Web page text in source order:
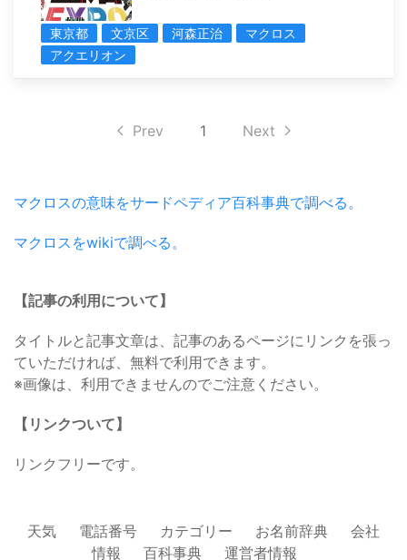
東京都 文京区 河森正治
マクロス
アクエリオン
Prev 1 Next
マクロスの意味をサードペディア百科事典で調べる。
マクロスをwikiで調べる。
【記事の利用について】
タイトルと記事文章は、記事のあるページにリンクを張っ
ていただければ、無料で利用できます。
※画像は、利用できませんのでご注意ください。
【リンクついて】
リンクフリーです。
天気 電話番号 カテゴリー お名前辞典
会社
情報
百科事典 運営者情報